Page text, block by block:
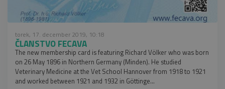
torek, 17. december 2019, 10:18
ČLANSTVO FECAVA
The new membership card is featuring Richard Völker who was born
on 26 May 1896 in Northern Germany (Minden). He studied
Veterinary Medicine at the Vet School Hannover from 1918 to 1921
and worked between 1921 and 1932 in Göttinge...